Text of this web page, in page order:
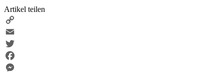
Artikel teilen
Copy
Link
Email
Twitter
Facebook